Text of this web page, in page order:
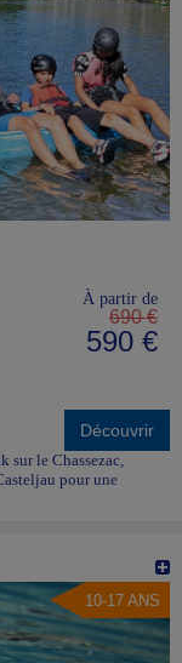
À partir de
690 €
590 €
Découvrir
sur le Chassezac,
pour une
10-17 ANS